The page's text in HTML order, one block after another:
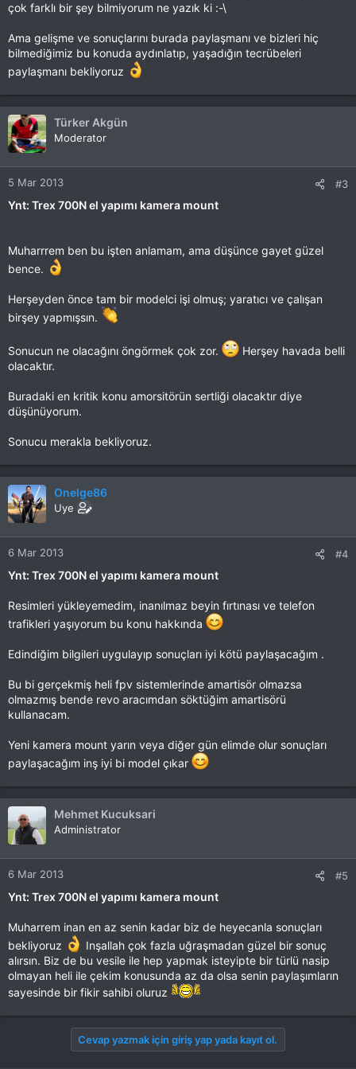
çok farklı bir şey bilmiyorum ne yazık ki :-\
Ama gelişme ve sonuçlarını burada paylaşmanı ve bizleri hiç
bilmediğimiz bu konuda aydınlatıp, yaşadığın tecrübeleri
paylaşmanı bekliyoruz
Türker Akgün
Moderator
5 Mar 2013 #3
Ynt: Trex 700N el yapımı kamera mount
Muharrrem ben bu işten anlamam, ama düşünce gayet güzel
bence.
Herşeyden önce tam bir modelci işi olmuş; yaratıcı ve çalışan
birşey yapmışsın.
Sonucun ne olacağını öngörmek çok zor.
Herşey havada belli
olacaktır.
Buradaki en kritik konu amorsitörün sertliği olacaktır diye
düşünüyorum.
Sonucu merakla bekliyoruz.
Onelge86
Uye
6 Mar 2013 #4
Ynt: Trex 700N el yapımı kamera mount
Resimleri yükleyemedim, inanılmaz beyin fırtınası ve telefon
trafikleri yaşıyorum bu konu hakkında
Edindiğim bilgileri uygulayıp sonuçları iyi kötü paylaşacağım .
Bu bi gerçekmiş heli fpv sistemlerinde amartisör olmazsa
olmazmış bende revo aracımdan söktüğim amartisörü
kullanacam.
Yeni kamera mount yarın veya diğer gün elimde olur sonuçları
paylaşacağım inş iyi bi model çıkar
Mehmet Kucuksari
Administrator
6 Mar 2013 #5
Ynt: Trex 700N el yapımı kamera mount
Muharrem inan en az senin kadar biz de heyecanla sonuçları
bekliyoruz
Inşallah çok fazla uğraşmadan güzel bir sonuç
alırsın. Biz de bu vesile ile hep yapmak isteyipte bir türlü nasip
olmayan heli ile çekim konusunda az da olsa senin paylaşımların
sayesinde bir fikir sahibi oluruz
Cevap yazmak için giriş yap yada kayıt ol.